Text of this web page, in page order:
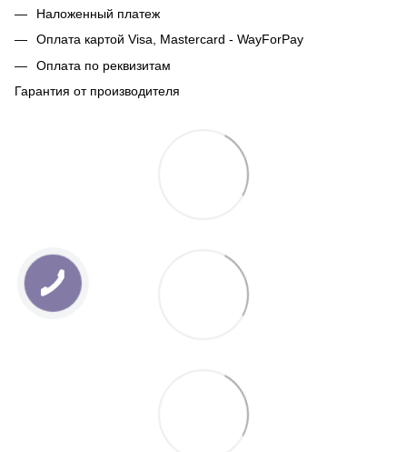
Наложенный платеж
Оплата картой Visa, Mastercard - WayForPay
Оплата по реквизитам
Гарантия от производителя